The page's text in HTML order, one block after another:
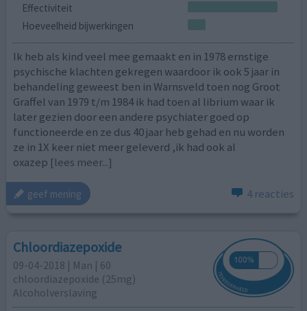
Effectiviteit
Hoeveelheid bijwerkingen
Ik heb als kind veel mee gemaakt en in 1978 ernstige
psychische klachten gekregen waardoor ik ook 5 jaar in
behandeling geweest ben in Warnsveld toen nog Groot
Graffel van 1979 t/m 1984 ik had toen al librium waar ik
later gezien door een andere psychiater goed op
functioneerde en ze dus 40 jaar heb gehad en nu worden
ze in 1X keer niet meer geleverd ,ik had ook al
oxazep [lees meer...]
geef mening 4 reacties
Chloordiazepoxide
09-04-2018 | Man | 60
chloordiazepoxide (25mg)
Alcoholverslaving